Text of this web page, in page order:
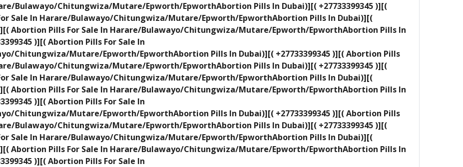
Bulawayo/Chitungwiza/Mutare/Epworth/EpworthAbortion Pills In Dubai)][( +27733399345 )][(
Sale In Harare/Bulawayo/Chitungwiza/Mutare/Epworth/EpworthAbortion Pills In Dubai)][(
)][( Abortion Pills For Sale In Harare/Bulawayo/Chitungwiza/Mutare/Epworth/EpworthAbortion Pills In
)][( Abortion Pills For Sale In
Chitungwiza/Mutare/Epworth/EpworthAbortion Pills In Dubai)][( +27733399345 )][( Abortion Pills
Bulawayo/Chitungwiza/Mutare/Epworth/EpworthAbortion Pills In Dubai)][( +27733399345 )][(
Sale In Harare/Bulawayo/Chitungwiza/Mutare/Epworth/EpworthAbortion Pills In Dubai)][(
)][( Abortion Pills For Sale In Harare/Bulawayo/Chitungwiza/Mutare/Epworth/EpworthAbortion Pills In
)][( Abortion Pills For Sale In
Chitungwiza/Mutare/Epworth/EpworthAbortion Pills In Dubai)][( +27733399345 )][( Abortion Pills
Bulawayo/Chitungwiza/Mutare/Epworth/EpworthAbortion Pills In Dubai)][( +27733399345 )][(
Sale In Harare/Bulawayo/Chitungwiza/Mutare/Epworth/EpworthAbortion Pills In Dubai)][(
)][( Abortion Pills For Sale In Harare/Bulawayo/Chitungwiza/Mutare/Epworth/EpworthAbortion Pills In
)][( Abortion Pills For Sale In